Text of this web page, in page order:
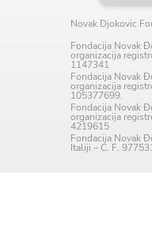
Novak Djokovic
Fondacija Novak
organizacija
1147341
Fondacija Novak
organizacija
105377699.
Fondacija Novak
organizacija
4219615
Fondacija Novak
Italiji – C. F.
MM / DD
Language
Serbian
English